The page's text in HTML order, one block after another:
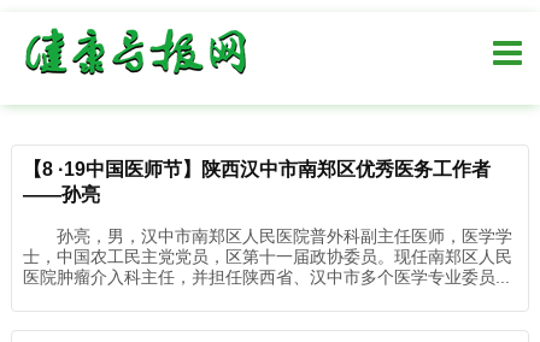
【8 ·19中国医师节】陕西汉中市南郑区优秀医务工作者
——孙亮
孙亮，男，汉中市南郑区人民医院普外科副主任医师，医学学
士，中国农工民主党党员，区第十一届政协委员。现任南郑区人民
医院肿瘤介入科主任，并担任陕西省、汉中市多个医学专业委员...